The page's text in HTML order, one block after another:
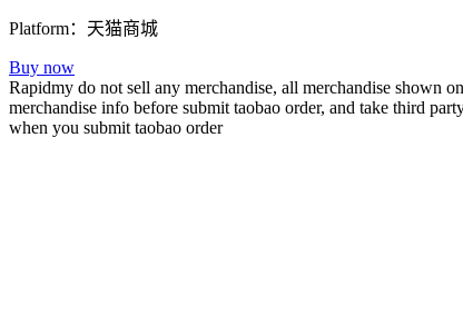
Platform：天猫商城
Buy now
Rapidmy do not sell any merchandise, all merchandise shown
merchandise info before submit taobao order, and take third
when you submit taobao order